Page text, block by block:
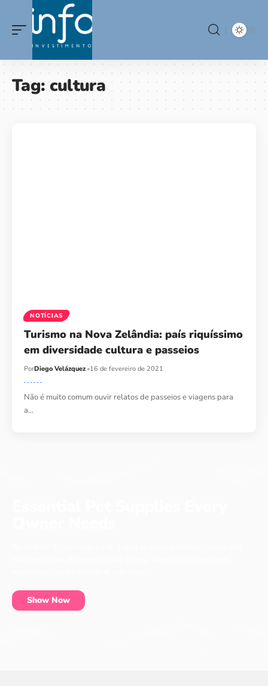
Tag:cultura
NOTÍCIAS
Turismo na Nova Zelândia: país riquíssimo
em diversidade cultura e passeios
PorDiego Velázquez 16 de fevereiro de 2021
Não é muito comum ouvir relatos de passeios e viagens para
a…
Show Now